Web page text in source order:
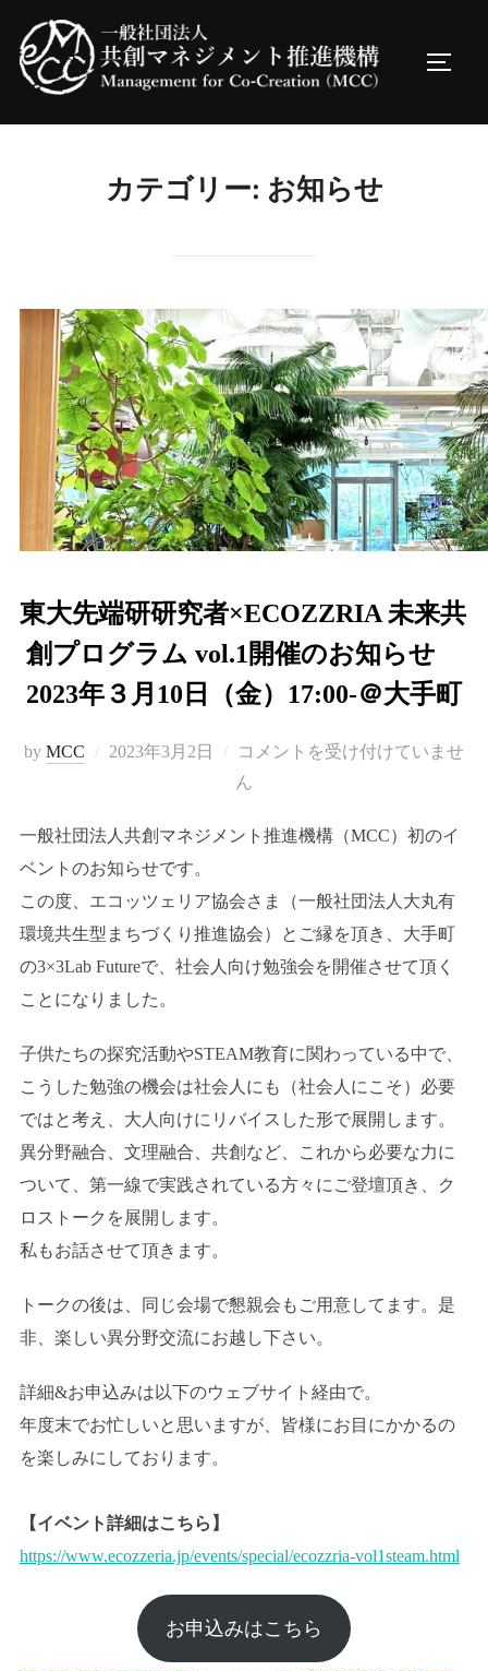
カテゴリー: お知らせ
東大先端研研究者×ECOZZRIA 未来共
創プログラム vol.1開催のお知らせ
2023年３月10日（金）17:00-＠大手町
by MCC
投
2023年3月2日
コメントを受け付けていませ
ん
一般社団法人共創マネジメント推進機構（MCC）初のイ
ベントのお知らせです。
この度、エコッツェリア協会さま（一般社団法人大丸有
環境共生型まちづくり推進協会）とご縁を頂き、大手町
の3×3Lab Futureで、社会人向け勉強会を開催させて頂く
ことになりました。
子供たちの探究活動やSTEAM教育に関わっている中で、
こうした勉強の機会は社会人にも（社会人にこそ）必要
ではと考え、大人向けにリバイスした形で展開します。
異分野融合、文理融合、共創など、これから必要な力に
ついて、第一線で実践されている方々にご登壇頂き、ク
ロストークを展開します。
私もお話させて頂きます。
トークの後は、同じ会場で懇親会もご用意してます。是
非、楽しい異分野交流にお越し下さい。
詳細&お申込みは以下のウェブサイト経由で。
年度末でお忙しいと思いますが、皆様にお目にかかるの
を楽しみにしております。
【イベント詳細はこちら】
https://www.ecozzeria.jp/events/special/ecozzria-vol1steam.html
お申込みはこちら